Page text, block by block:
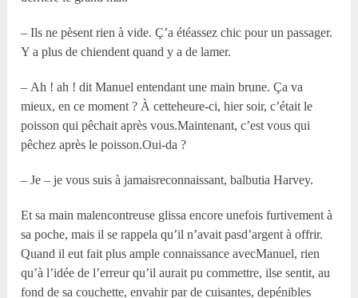
– Ils ne pèsent rien à vide. Ç’a étéassez chic pour un passager.
Y a plus de chiendent quand y a de lamer.
– Ah ! ah ! dit Manuel entendant une main brune. Ça va
mieux, en ce moment ? À cetteheure-ci, hier soir, c’était le
poisson qui pêchait après vous.Maintenant, c’est vous qui
pêchez après le poisson.Oui-da ?
– Je – je vous suis à jamaisreconnaissant, balbutia Harvey.
Et sa main malencontreuse glissa encore unefois furtivement à
sa poche, mais il se rappela qu’il n’avait pasd’argent à offrir.
Quand il eut fait plus ample connaissance avecManuel, rien
qu’à l’idée de l’erreur qu’il aurait pu commettre, ilse sentit, au
fond de sa couchette, envahir par de cuisantes, depénibles